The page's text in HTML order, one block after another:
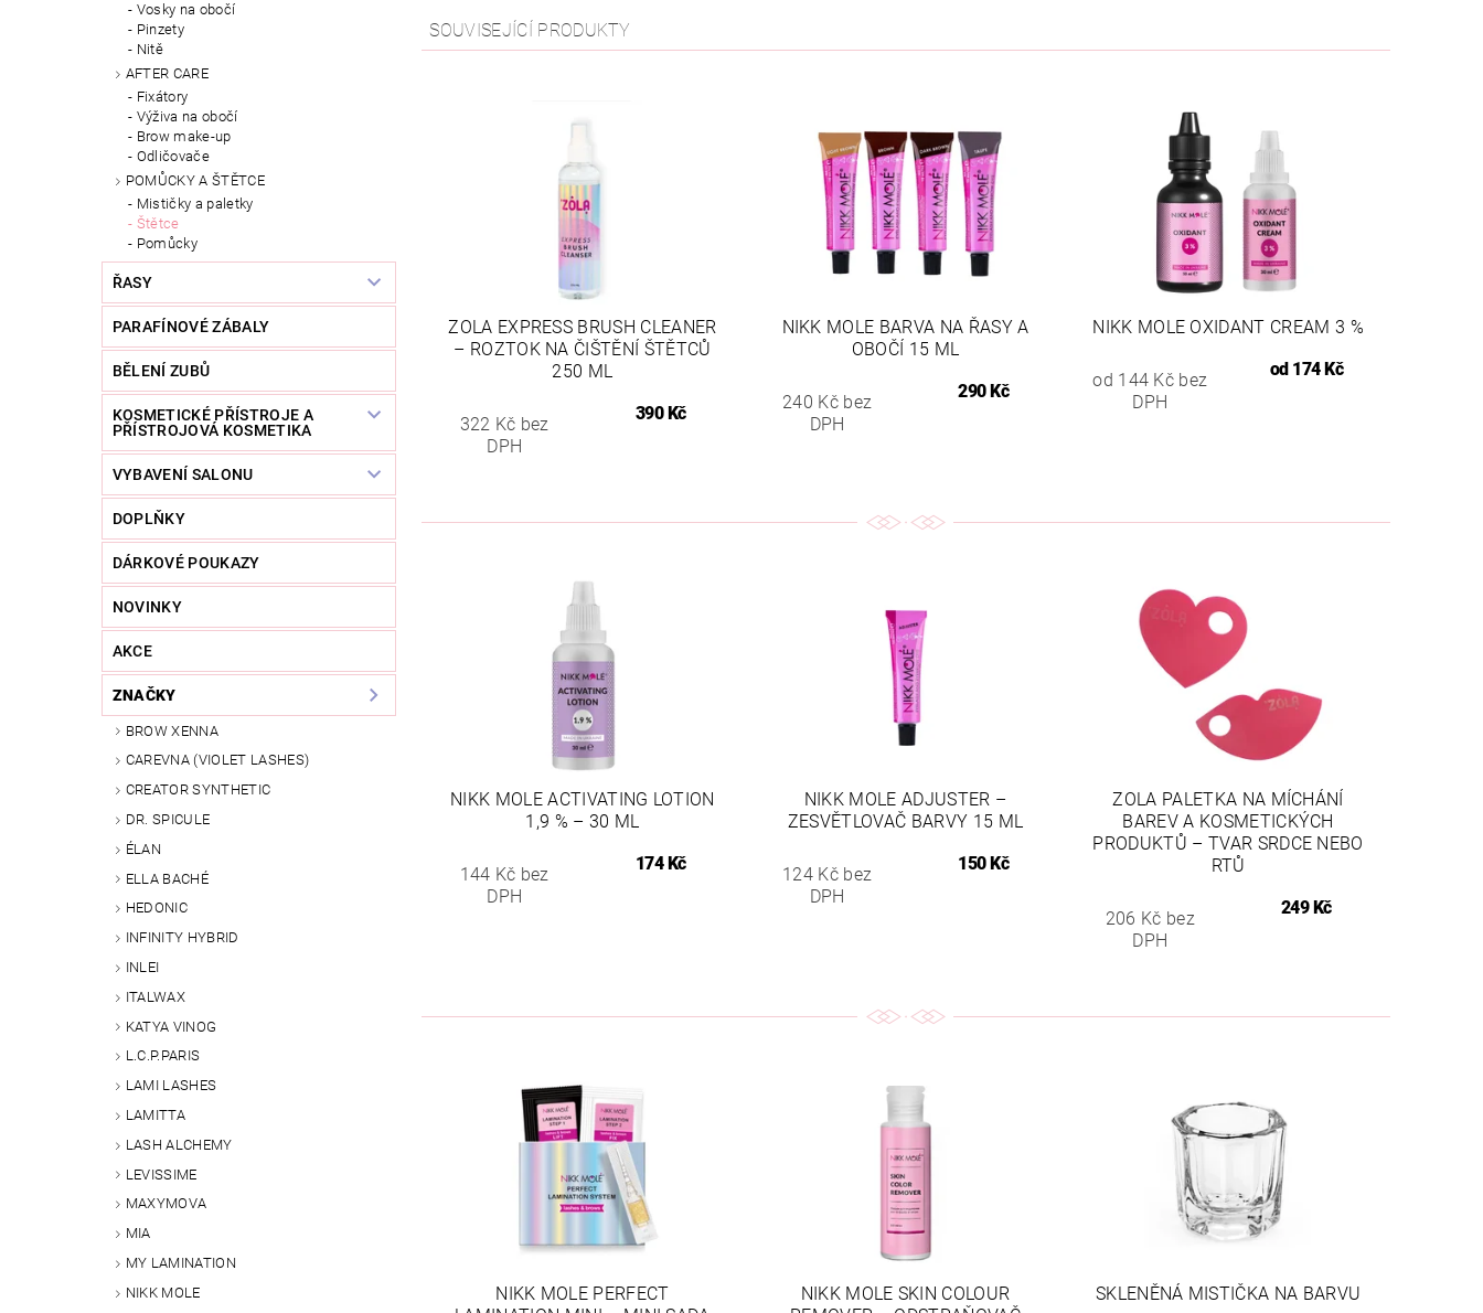
Vosky na obočí
Pinzety
Nitě
AFTER CARE
Fixátory
Výživa na obočí
Brow make-up
Odličovače
POMŮCKY A ŠTĚTCE
Mističky a paletky
Štětce
Pomůcky
ŘASY
PARAFÍNOVÉ ZÁBALY
BĚLENÍ ZUBŮ
KOSMETICKÉ PŘÍSTROJE A
PŘÍSTROJOVÁ KOSMETIKA
VYBAVENÍ SALONU
DOPLŇKY
DÁRKOVÉ POUKAZY
NOVINKY
AKCE
ZNAČKY
BROW XENNA
CAREVNA (VIOLET LASHES)
CREATOR SYNTHETIC
DR. SPICULE
ÉLAN
ELLA BACHÉ
HEDONIC
INFINITY HYBRID
INLEI
ITALWAX
KATYA VINOG
L.C.P.PARIS
LAMI LASHES
LAMITTA
LASH ALCHEMY
LEVISSIME
MAXYMOVA
MIA
MY LAMINATION
NIKK MOLE
SOUVISEJÍCÍ PRODUKTY
ZOLA EXPRESS BRUSH CLEANER
– ROZTOK NA ČIŠTĚNÍ ŠTĚTCŮ
250 ML
322 Kč bez
DPH
390 Kč
NIKK MOLE BARVA NA ŘASY A
OBOČÍ 15 ML
240 Kč bez
DPH
290 Kč
NIKK MOLE OXIDANT CREAM 3 %
od 144 Kč bez
DPH
od174 Kč
NIKK MOLE ACTIVATING LOTION
1,9 % – 30 ML
144 Kč bez
DPH
174 Kč
NIKK MOLE ADJUSTER –
ZESVĚTLOVAČ BARVY 15 ML
124 Kč bez
DPH
150 Kč
ZOLA PALETKA NA MÍCHÁNÍ
BAREV A KOSMETICKÝCH
PRODUKTŮ – TVAR SRDCE NEBO
RTŮ
206 Kč bez
DPH
249 Kč
NIKK MOLE PERFECT
NIKK MOLE SKIN COLOUR
SKLENĚNÁ MISTIČKA NA BARVU